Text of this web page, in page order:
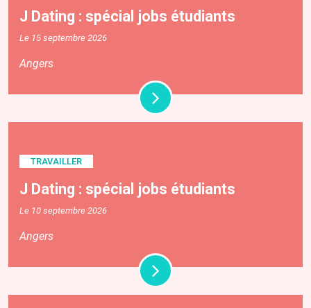
J Dating : spécial jobs étudiants
Le 15 septembre 2026
Angers
TRAVAILLER
J Dating : spécial jobs étudiants
Le 10 septembre 2026
Angers